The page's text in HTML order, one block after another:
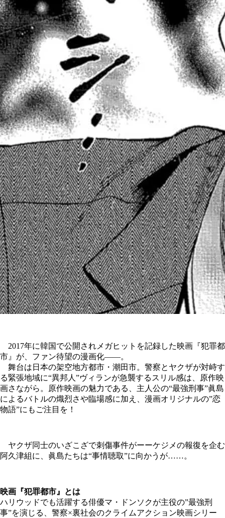
2017年に韓国で公開されメガヒットを記録した映画『犯罪都
市』が、ファン待望の漫画化――。
舞台は日本の架空地方都市・潮田市。警察とヤクザが対峙す
る緊張地域に“異邦人”ヴィランが急襲するスリル感は、原作映
画さながら。原作映画の魅力である、主人公の“最強刑事”眞島
によるバトルの熾烈さや臨場感に加え、漫画オリジナルの”恋
物語”にもご注目を！
ヤクザ同士のいざこざで刺傷事件がーーケジメの報復を企む
阿久津組に、眞島たちは“事情聴取”に向かうが……。
映画『犯罪都市』とは
ハリウッドでも活躍する俳優マ・ドンソクが主役の”最強刑
事”を演じる、警察×裏社会のクライムアクション映画シリー